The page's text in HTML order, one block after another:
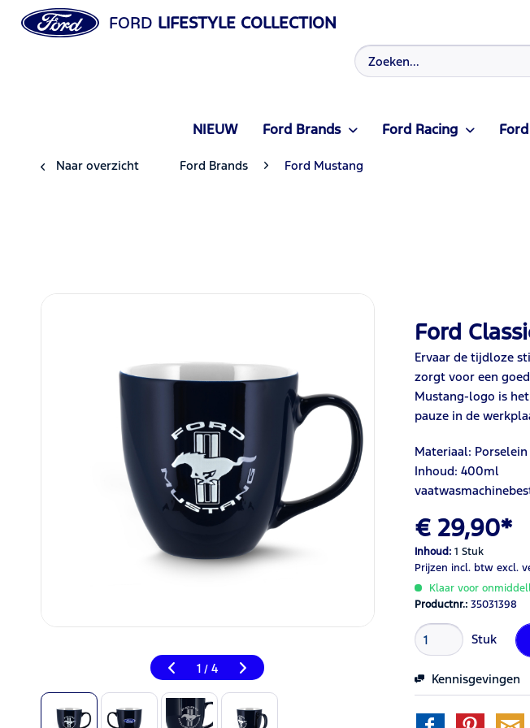
FORD LIFESTYLE COLLECTION
NIEUW Ford Brands Ford Racing
Naar overzicht Ford Brands Ford Mustang
1 / 4
Ford
Ervaar de tijdloze
zorgt voor een
Mustang-logo is
pauze in de
Materiaal: Porselein
Inhoud: 400ml
€ 29,90*
Inhoud:1 Stuk
Prijzen incl. btwexcl.
Klaar voor
Productnr.:35031398
Stuk
Kennisgevingen